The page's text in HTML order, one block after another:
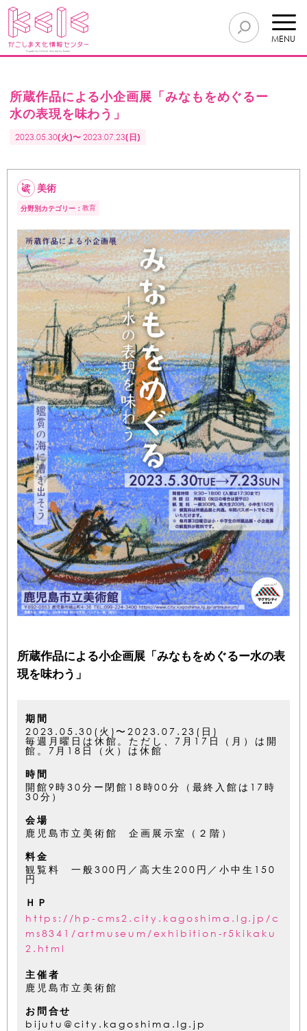
MENU
所蔵作品による小企画展「みなもをめぐるー
水の表現を味わう」
2023.05.30(火)〜2023.07.23(日)
美術
分野別カテゴリー： 教育
所蔵作品による小企画展「みなもをめぐるー水の表
現を味わう」
期間
2023.05.30(火)〜2023.07.23(日)
毎週月曜日は休館。ただし、7月17日（月）は開
館。7月18日（火）は休館
時間
開館9時30分ー閉館18時00分（最終入館は17時
30分）
会場
鹿児島市立美術館 企画展示室（２階）
料金
観覧料 一般300円／高大生200円／小中生150
円
ＨＰ
https://hp-cms2.city.kagoshima.lg.jp/c
ms8341/artmuseum/exhibition-r5kikaku
2.html
主催者
鹿児島市立美術館
お問合せ
bijutu@city.kagoshima.lg.jp